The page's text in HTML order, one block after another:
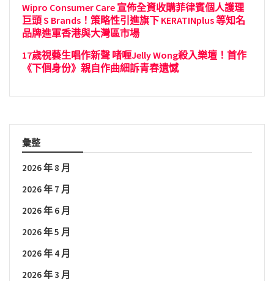
Wipro Consumer Care 宣佈全資收購菲律賓個人護理
巨頭 S Brands！策略性引進旗下 KERATINplus 等知名
品牌進軍香港與大灣區市場
17歲視藝生唱作新聲 啫喱Jelly Wong殺入樂壇！首作
《下個身份》親自作曲細訴青春遺憾
彙整
2026 年 8 月
2026 年 7 月
2026 年 6 月
2026 年 5 月
2026 年 4 月
2026 年 3 月